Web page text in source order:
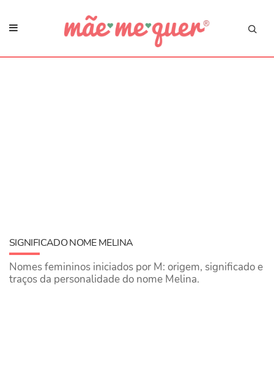
SIGNIFICADO NOME MELINA
Nomes femininos iniciados por M: origem, significado e
traços da personalidade do nome Melina.